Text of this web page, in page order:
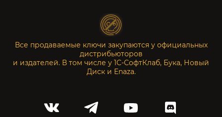
Все продаваемые ключи закупаются у официальных
дистрибьюторов
и издателей. В том числе у 1С-СофтКлаб, Бука, Новый
Диск и Enaza.